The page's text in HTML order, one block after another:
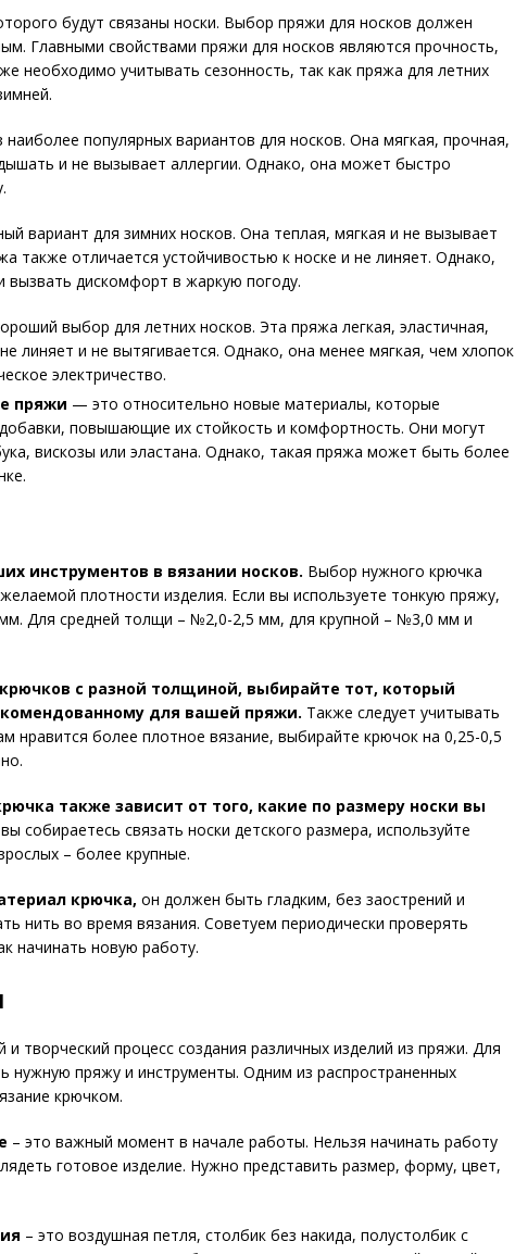
будут связаны носки. Выбор пряжи для носков должен
Главными свойствами пряжи для носков являются прочность,
необходимо учитывать сезонность, так как пряжа для летних
популярных вариантов для носков. Она мягкая, прочная,
и не вызывает аллергии. Однако, она может быстро
вариант для зимних носков. Она теплая, мягкая и не вызывает
также отличается устойчивостью к носке и не линяет. Однако,
дискомфорт в жаркую погоду.
выбор для летних носков. Эта пряжа легкая, эластичная,
линяет и не вытягивается. Однако, она менее мягкая, чем хлопок
электричество.
пряжи — это относительно новые материалы, которые
повышающие их стойкость и комфортность. Они могут
вискозы или эластана. Однако, такая пряжа может быть более
инструментов в вязании носков. Выбор нужного крючка
плотности изделия. Если вы используете тонкую пряжу,
Для средней толщи – №2,0-2,5 мм, для крупной – №3,0 мм и
крючков с разной толщиной, выбирайте тот, который
для вашей пряжи. Также следует учитывать
нравится более плотное вязание, выбирайте крючок на 0,25-0,5
также зависит от того, какие по размеру носки вы
собираетесь связать носки детского размера, используйте
– более крупные.
крючка, он должен быть гладким, без заострений и
нить во время вязания. Советуем периодически проверять
начинать новую работу.
и творческий процесс создания различных изделий из пряжи. Для
нужную пряжу и инструменты. Одним из распространенных
крючком.
– это важный момент в начале работы. Нельзя начинать работу
готовое изделие. Нужно представить размер, форму, цвет,
– это воздушная петля, столбик без накида, полустолбик с